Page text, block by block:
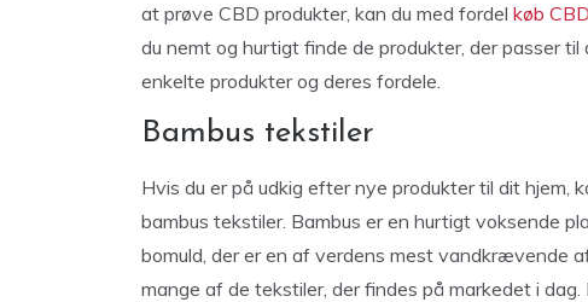
at prøve CBD produkter, kan du med fordel køb
du nemt og hurtigt finde de produkter, der passer
enkelte produkter og deres fordele.
Bambus tekstiler
Hvis du er på udkig efter nye produkter til dit hjem,
bambus tekstiler. Bambus er en hurtigt voksende
bomuld, der er en af verdens mest vandkrævende
mange af de tekstiler, der findes på markedet i